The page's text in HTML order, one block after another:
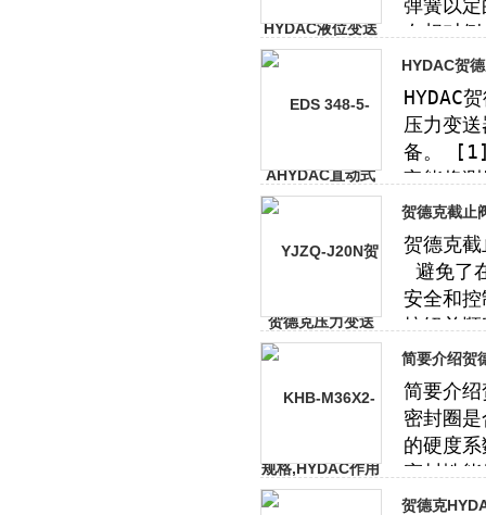
HYDAC贺
贺德克截止
简要介绍贺
贺德克